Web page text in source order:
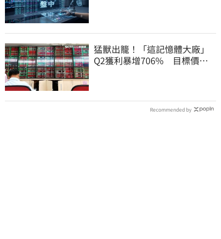
猛獸出籠！「這記憶體大廠」
Q2獲利暴增706% 目標價上
Recommended by